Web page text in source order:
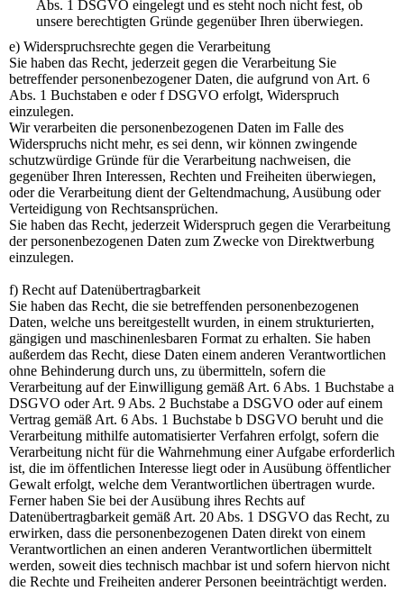
Abs. 1 DSGVO eingelegt und es steht noch nicht fest, ob
unsere berechtigten Gründe gegenüber Ihren überwiegen.
e) Widerspruchsrechte gegen die Verarbeitung
Sie haben das Recht, jederzeit gegen die Verarbeitung Sie
betreffender personenbezogener Daten, die aufgrund von Art. 6
Abs. 1 Buchstaben e oder f DSGVO erfolgt, Widerspruch
einzulegen.
Wir verarbeiten die personenbezogenen Daten im Falle des
Widerspruchs nicht mehr, es sei denn, wir können zwingende
schutzwürdige Gründe für die Verarbeitung nachweisen, die
gegenüber Ihren Interessen, Rechten und Freiheiten überwiegen,
oder die Verarbeitung dient der Geltendmachung, Ausübung oder
Verteidigung von Rechtsansprüchen.
Sie haben das Recht, jederzeit Widerspruch gegen die Verarbeitung
der personenbezogenen Daten zum Zwecke von Direktwerbung
einzulegen.
f) Recht auf Datenübertragbarkeit
Sie haben das Recht, die sie betreffenden personenbezogenen
Daten, welche uns bereitgestellt wurden, in einem strukturierten,
gängigen und maschinenlesbaren Format zu erhalten. Sie haben
außerdem das Recht, diese Daten einem anderen Verantwortlichen
ohne Behinderung durch uns, zu übermitteln, sofern die
Verarbeitung auf der Einwilligung gemäß Art. 6 Abs. 1 Buchstabe a
DSGVO oder Art. 9 Abs. 2 Buchstabe a DSGVO oder auf einem
Vertrag gemäß Art. 6 Abs. 1 Buchstabe b DSGVO beruht und die
Verarbeitung mithilfe automatisierter Verfahren erfolgt, sofern die
Verarbeitung nicht für die Wahrnehmung einer Aufgabe erforderlich
ist, die im öffentlichen Interesse liegt oder in Ausübung öffentlicher
Gewalt erfolgt, welche dem Verantwortlichen übertragen wurde.
Ferner haben Sie bei der Ausübung ihres Rechts auf
Datenübertragbarkeit gemäß Art. 20 Abs. 1 DSGVO das Recht, zu
erwirken, dass die personenbezogenen Daten direkt von einem
Verantwortlichen an einen anderen Verantwortlichen übermittelt
werden, soweit dies technisch machbar ist und sofern hiervon nicht
die Rechte und Freiheiten anderer Personen beeinträchtigt werden.